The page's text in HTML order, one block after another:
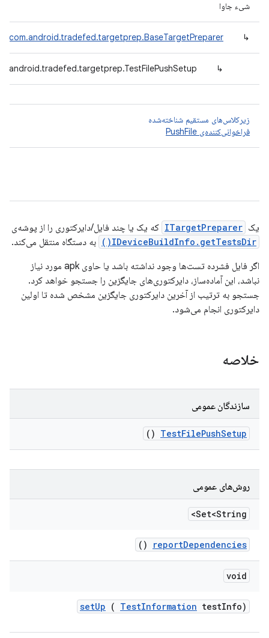
شیء جاوا
↳
com.android.tradefed.targetprep.BaseTargetPreparer
↳
زیرکلاس‌های مستقیم شناخته‌شده
فراخوانی‌کننده‌ی PushFile
یک ITargetPreparer که یک یا چند فایل/دایرکتوری را از پوشه‌ی
IDeviceBuildInfo.getTestsDir()
به دستگاه منتقل می‌کند.
اگر فایل فشرده تست‌ها وجود نداشته باشد یا حاوی apk مورد نیاز
نباشد، این آماده‌ساز، دایرکتوری‌های جایگزین را جستجو خواهد کرد.
جستجو به ترتیب از آخرین دایرکتوری جایگزین مشخص شده تا اولین
دایرکتوری انجام می‌شود.
خلاصه
سازندگان عمومی
TestFilePushSetup
()
روش‌های عمومی
Set<String>
reportDependencies
()
void
setUp ( TestInformation testInfo)